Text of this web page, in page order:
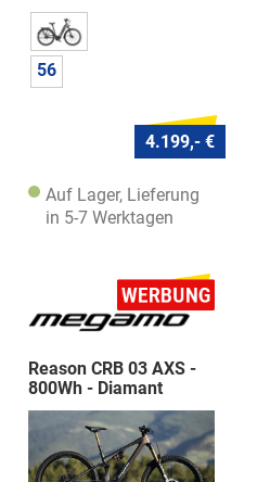
56
4.199,- €
Auf Lager, Lieferung
in 5-7 Werktagen
Reason CRB 03 AXS -
800Wh - Diamant